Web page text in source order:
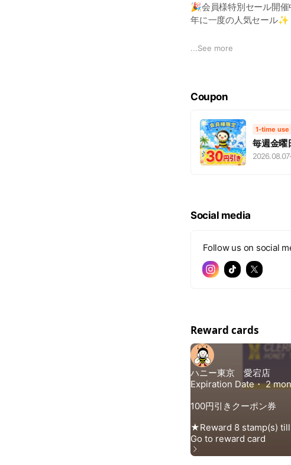
🎉会員様特別セール開催
年に一度の人気セール✨
布団・毛布・寝具・じゅ
...See more
Coupon
1-time use
毎週金
2026.08.07
Social media
Follow us on social
Reward cards